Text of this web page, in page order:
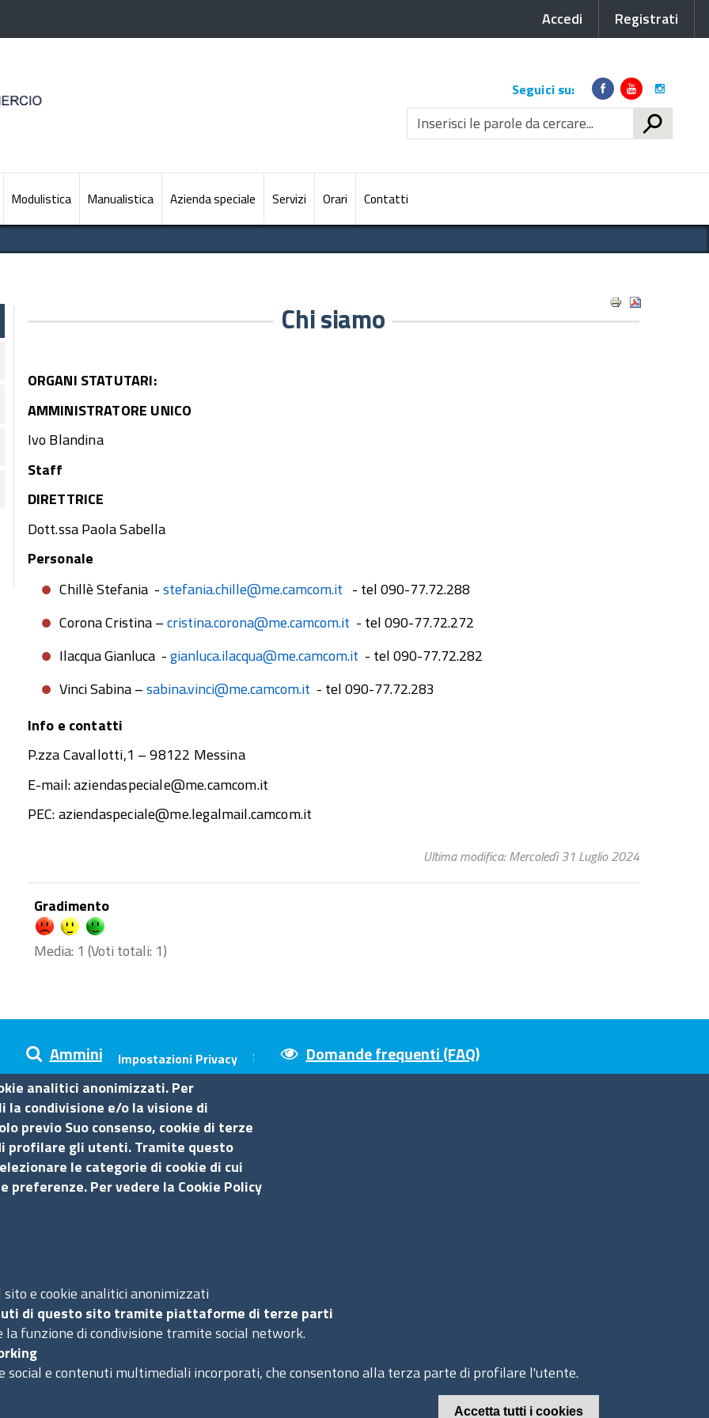
Registrati
Accedi
Link
social
Seguici su:
Modulistica Manualistica Azienda speciale Servizi Orari Contatti
Chi siamo
ORGANI STATUTARI:
AMMINISTRATORE UNICO
Ivo Blandina
Staff
DIRETTRICE
Dott.ssa Paola Sabella
Personale
Chillè Stefania -stefania.chille@me.camcom.it- tel 090-77.72.288
Corona Cristina –cristina.corona@me.camcom.it- tel 090-77.72.272
Ilacqua Gianluca -gianluca.ilacqua@me.camcom.it- tel 090-77.72.282
Vinci Sabina –sabina.vinci@me.camcom.it- tel 090-77.72.283
Info e contatti
P.zza Cavallotti,1 – 98122 Messina
E-mail: aziendaspeciale@me.camcom.it
PEC: aziendaspeciale@me.legalmail.camcom.it
Ultima modifica: Mercoledì 31 Luglio 2024
Gradimento
Media: 1 (Voti totali: 1)
Amministrazione trasparente Domande frequenti (FAQ)
Amministrazione trasparente
Procedimenti
Provvedimenti
© 2020 Camera di Commercio di Messina
Impostazioni Privacy
analitici anonimizzati. Per
condivisione e/o la visione di
previo Suo consenso, cookie di terze
profilare gli utenti. Tramite questo
le categorie di cookie di cui
preferenze. Per vedere la Cookie Policy
e cookie analitici anonimizzati
di questo sito tramite piattaforme di terze parti
la funzione di condivisione tramite social network.
social e contenuti multimediali incorporati, che consentono alla terza parte di profilare l'utente.
Accetta tutti i cookies